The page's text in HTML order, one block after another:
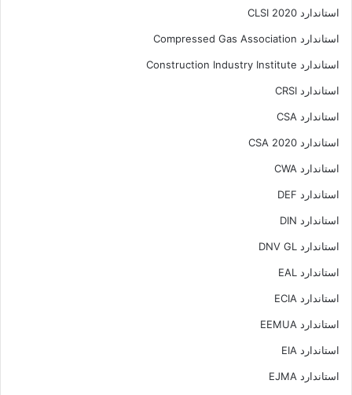
استاندارد CLSI 2020
استاندارد Compressed Gas Association
استاندارد Construction Industry Institute
استاندارد CRSI
استاندارد CSA
استاندارد CSA 2020
استاندارد CWA
استاندارد DEF
استاندارد DIN
استاندارد DNV GL
استاندارد EAL
استاندارد ECIA
استاندارد EEMUA
استاندارد EIA
استاندارد EJMA